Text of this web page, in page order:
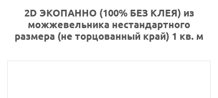
2D ЭКОПАННО (100% БЕЗ КЛЕЯ) из
можжевельника нестандартного
размера (не торцованный край) 1 кв. м